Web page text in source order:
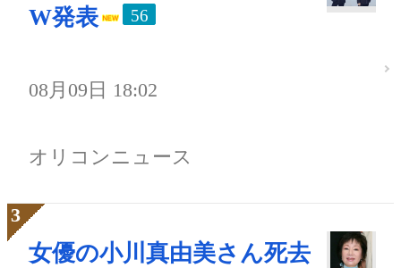
W発表
56
08月09日 18:02
オリコンニュース
女優の小川真由美さん死去